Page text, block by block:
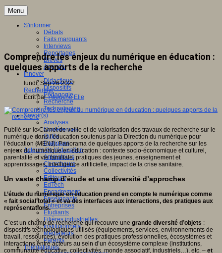
Menu
S'informer
Débats
Faits marquants
Interviews
Reportages
Brèves
Agenda
Innover
Didactique
Dispositifs
Pédagogie
Recherche
Technologies
Savoir(s)
Analyses
Conférences
Outils
Pratiques
Acteurs de l'éducation
Animateurs
Chercheurs
Collectivités
Editeurs
EdTech
Encadrement
Enseignants
Entreprises
Etudiants
Filières industrielles
Institutionnels
Médiateurs
Parents
Thématiques
Comprendre les enjeux du numérique en éducation :
quelques apports de la recherche
lundi, Sep 26 2022
Recherche
Écrit parAllouche Elie
Publié sur le Carnet de veille et de valorisation des travaux de recherche sur le
numérique dans l’éducation soutenus par la Direction du numérique pour
l’éducation (MENJ): Panorama de quelques apports de la recherche sur les
enjeux du numérique en éducation : contexte socio-économique et culturel,
parentalité et vie familiale, pratiques des jeunes, enseignement et
apprentissages, intelligence artificielle, impact de la crise sanitaire.
Un vaste champ d’étude et une diversité d’approches
L’étude du numérique en éducation prend en compte le numérique comme
« fait social total » et va des interfaces aux interactions, des pratiques aux
représentations.
C’est un champ de recherche qui recouvre une grande diversité d’objets :
dispositifs technologiques utilisés (équipements, services, environnements de
travail, ressources), évolution des pratiques professionnelles, écosystèmes et
interactions entre acteurs au sein d’un écosystème complexe (institutions,
communauté éducative, collectivités, monde associatif, industriels…), etc. – et